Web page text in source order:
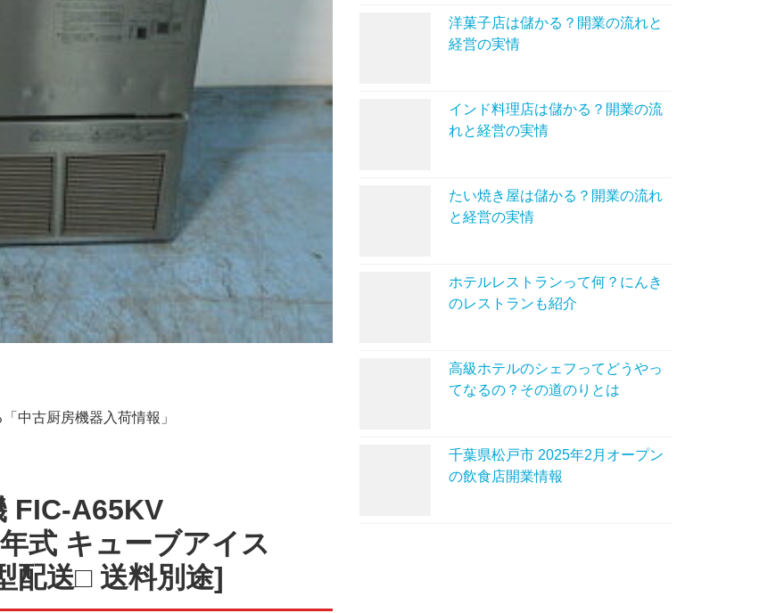
中古厨房機器入荷情報」
FIC-A65KV
式 キューブアイス
配送□ 送料別途]
洋菓子店は儲かる？開業の流れと
経営の実情
インド料理店は儲かる？開業の流
れと経営の実情
たい焼き屋は儲かる？開業の流れ
と経営の実情
ホテルレストランって何？にんき
のレストランも紹介
高級ホテルのシェフってどうやっ
てなるの？その道のりとは
千葉県松戸市 2025年2月オープン
の飲食店開業情報